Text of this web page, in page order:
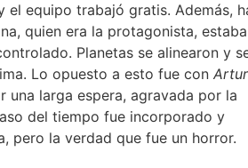
el equipo trabajó gratis. Además,
quien era la protagonista,
Planetas se alinearon y
Lo opuesto a esto fue con
una larga espera, agravada por la
del tiempo fue incorporado y
pero la verdad que fue un horror.